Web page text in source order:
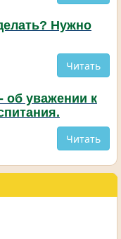
Нужно
Читать
об уважении к
Читать